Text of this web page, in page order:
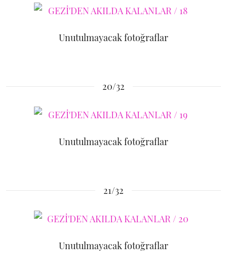
Unutulmayacak fotoğraflar
20/32
Unutulmayacak fotoğraflar
21/32
Unutulmayacak fotoğraflar